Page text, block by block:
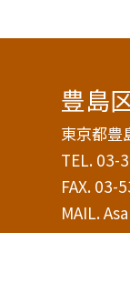
豊島
東京都豊
TEL. 03-
FAX. 03-
MAIL.